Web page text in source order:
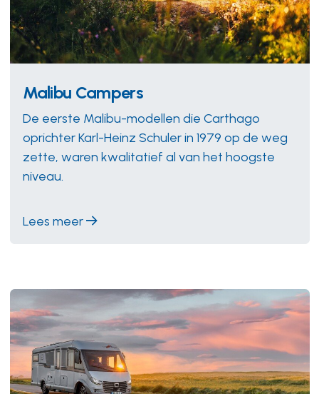
Malibu Campers
De eerste Malibu-modellen die Carthago
oprichter Karl-Heinz Schuler in 1979 op de weg
zette, waren kwalitatief al van het hoogste
niveau.
Lees meer